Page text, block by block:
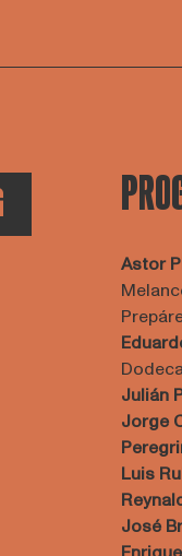
Astor
Julián
Jorge
Luis
José